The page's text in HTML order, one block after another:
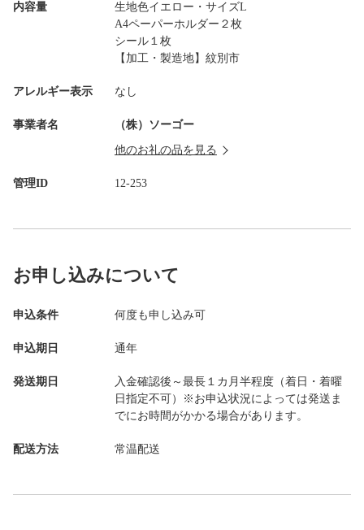
内容量
生地色イエロー・サイズL
A4ペーパーホルダー２枚
シール１枚
【加工・製造地】紋別市
アレルギー表示 なし
事業者名 （株）ソーゴー
他のお礼の品を見る
管理ID 12-253
お申し込みについて
申込条件 何度も申し込み可
申込期日 通年
発送期日
入金確認後～最長１カ月半程度（着日・着曜
日指定不可）※お申込状況によっては発送ま
でにお時間がかかる場合があります。
配送方法 常温配送